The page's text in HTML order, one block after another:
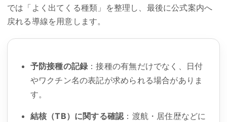
では「よく出てくる種類」を整理し、最後に公式案内へ
戻れる導線を用意します。
予防接種の記録 ：接種の有無だけでなく、日付
やワクチン名の表記が求められる場合がありま
す。
結核（TB）に関する確認 ：渡航・居住歴などに